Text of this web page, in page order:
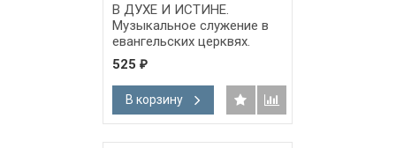
В ДУХЕ И ИСТИНЕ.
Музыкальное служение в
евангельских церквях.
Леонид Михович
525 ₽
В корзину